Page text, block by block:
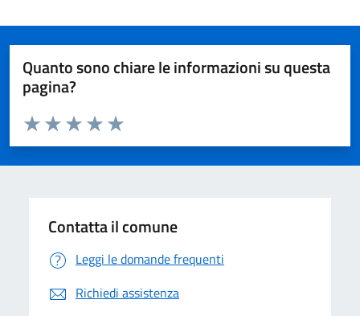
Quanto sono chiare le informazioni su questa
pagina?
Domanda
Valuta da 1 a 5 stelle la pagina
Valuta 5 stelle su 5
Valuta 4 stelle su 5
Valuta 3 stelle su 5
Valuta 2 stelle su 5
Valuta 1 stelle su 5
Contatta il comune
Leggi le domande frequenti
Richiedi assistenza